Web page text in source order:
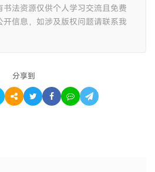
法资源仅供个人学习交流且免费
信息，如涉及版权问题请联系我
分享到